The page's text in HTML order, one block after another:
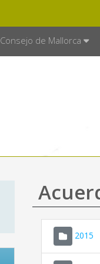
Consejo de Mallorca
2015